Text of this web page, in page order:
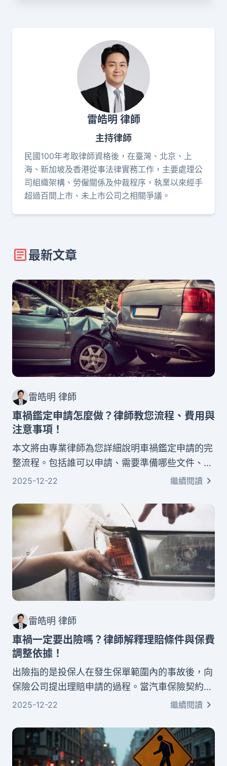
雷皓明 律師
主持律師
民國100年考取律師資格後，在臺灣、北京、上
海、新加坡及香港從事法律實務工作，主要處理公
司組織架構、勞僱關係及仲裁程序，執業以來經手
超過百間上市、未上市公司之相關爭議。
最新文章
雷皓明 律師
車禍鑑定申請怎麼做？律師教您流程、費用與
注意事項！
本文將由專業律師為您詳細說明車禍鑑定申請的完
整流程。包括誰可以申請、需要準備哪些文件、申
請費用多少、審理時間多長，以及申請過程中的注
屬，都能透過這篇文章掌握關鍵資訊。
2025-12-22 繼續閱讀
雷皓明 律師
車禍一定要出險嗎？律師解釋理賠條件與保費
調整依據！
出險指的是投保人在發生保單範圍內的事故後，向
保險公司提出理賠申請的過程。當汽車保險契約約
定的事故發生時，保戶向保險公司申請保險金，這
多項關鍵因素：事故嚴重程度、損失金額、肇事責
任歸屬，以及對未來保費的影響。本文從專業律師
角度出發，將為您詳細解析交通事故保險處理的完
2025-12-22 繼續閱讀